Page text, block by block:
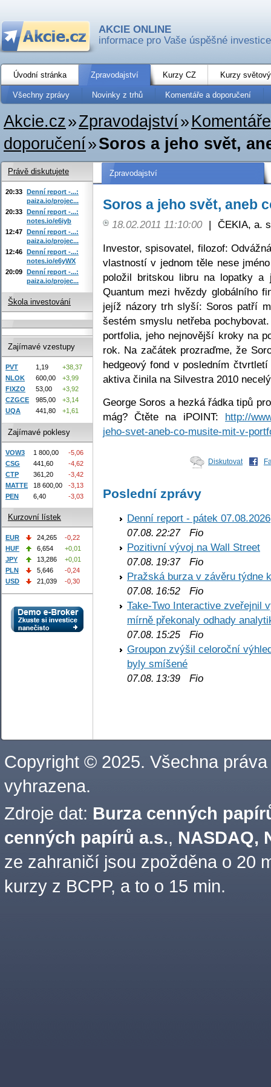
AKCIE ONLINE
informace pro Vaše úspěšné investice
Úvodní stránka Zpravodajství Kurzy CZ Kurzy
Všechny zprávy Novinky z trhů Komentáře a doporučení
Akcie.cz»Zpravodajství»
doporučení»Soros a jeho svět,
Zpravodajství
Soros a jeho svět, aneb
18.02.2011 11:10:00 | ČEKIA, a.
Investor, spisovatel, filozof:
vlastností v jednom těle nese
položil britskou libru na lopatky a
Quantum mezi hvězdy globálního
jejíž názory trh slyší: Soros patří
šestém smyslu netřeba
portfolia, jeho nejnovější kroky na
rok. Na začátek prozraďme, že
hedgeový fond v posledním
aktiva činila na Silvestra 2010
George Soros a hezká řádka tipů
mág? Čtěte na iPOINT: http://
jeho-svet-aneb-co-musite-mit-v-
Diskutovat
Poslední zprávy
Denní report - pátek 07.08.2026
07.08. 22:27Fio
Pozitivní vývoj na Wall Street
07.08. 19:37Fio
Pražská burza v závěru týdne
07.08. 16:52 Fio
Take-Two Interactive zveřejnil
mírně překonaly odhady
07.08. 15:25 Fio
Groupon zvýšil celoroční
byly smíšené
07.08. 13:39 Fio
Právě diskutujete
20:33 Denní report -...:
paiza.io/projec...
20:33 Denní report -...:
notes.io/e6iyb
12:47 Denní report -...:
paiza.io/projec...
12:46 Denní report -...:
notes.io/e6yWX
20:09 Denní report -...:
paiza.io/projec...
Škola investování
Zajímavé vzestupy
PVT 1,19
+38,37
NLOK
600,00
+3,99
FIXZO
53,00
+3,92
CZGCE
985,00
+3,14
UQA
441,80 +1,61
Zajímavé poklesy
VOW3 1 800,00
-5,06
CSG
441,60
-4,62
CTP
361,20
-3,42
MATTE
18 600,00
-3,13
PEN
6,40 -3,03
Kurzovní lístek
EUR 24,265
-0,22
HUF
6,654
+0,01
JPY
13,286
+0,01
PLN
5,646
-0,24
USD
21,039 -0,30
Copyright © 2025. Všechna práva
vyhrazena.
Zdroje dat: Burza cenných
cenných papírů a.s., NASDAQ,
ze zahraničí jsou zpožděna o 20
kurzy z BCPP, a to o 15 min.